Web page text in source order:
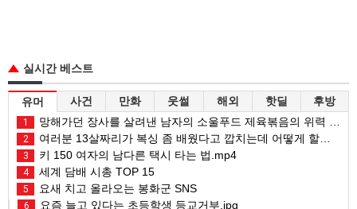
실시간 베스트
유머 사건 만화 웃썰 해외 핫딜 후방
1 망해가던 장사를 살려낸 남자의 소울푸드 제육볶음의 위력 ㅋㅋ
2 여러분 13살짜리가 복싱 좀 배웠다고 깝치는데 어떻게 할까요?
3 키 150 여자의 남다른 택시 타는 법.mp4
4 세계 담배 시총 TOP 15
5 요새 치고 올라오는 봉화군 SNS
6 요즘 늘고 있다는 초등학생 등교거부.jpg